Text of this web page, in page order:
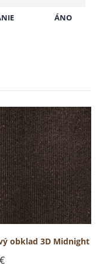
ÁNO
obklad 3D Midnight
€